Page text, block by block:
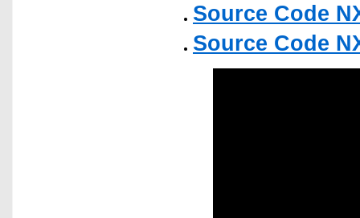
Source Code
Source Code